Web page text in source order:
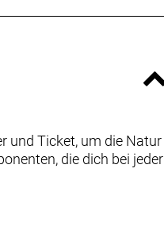
und Ticket, um die Natur
die dich bei jeder